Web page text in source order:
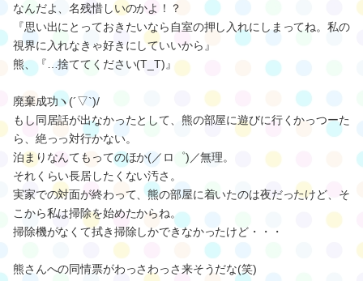
なんだよ、名残惜しいのかよ！？
『思い出にとっておきたいなら自室の押し入れにしまってね。私の
視界に入れなきゃ好きにしていいから』
熊、『…捨ててください(T_T)』
廃棄成功ヽ(´▽`)/
もし同居話が出なかったとして、熊の部屋に遊びに行くかっつーた
ら、絶っっ対行かない。
泊まりなんてもってのほか(／ロ゜)／無理。
それくらい長居したくない汚さ。
実家での対面が終わって、熊の部屋に着いたのは夜だったけど、そ
こから私は掃除を始めたからね。
掃除機がなくて拭き掃除しかできなかったけど・・・
熊さんへの同情票がわっさわっさ来そうだな(笑)